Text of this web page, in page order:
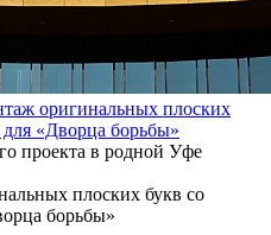
оригинальных плоских
«Дворца борьбы»
проекта в родной Уфе
плоских букв со
борьбы»